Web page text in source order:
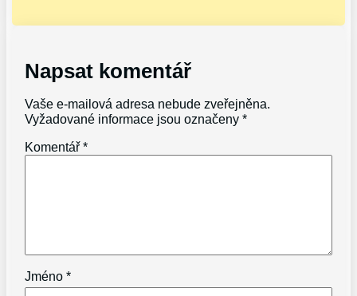
Napsat komentář
Vaše e-mailová adresa nebude zveřejněna.
Vyžadované informace jsou označeny*
Komentář*
Jméno*